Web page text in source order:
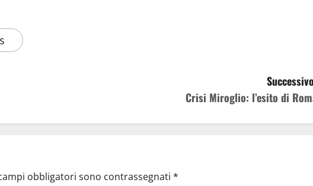
Crisi Miroglio: l’esito di
obbligatori sono contrassegnati *